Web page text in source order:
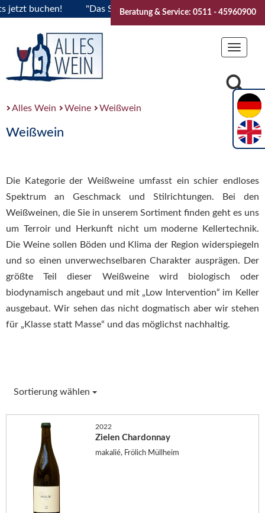
"Das Sommerfest 2026" Vive laBeratung & Service: 0511 - 45960900
Toggle
Alles Wein Weine Weißwein
Weißwein
Die Kategorie der Weißweine umfasst ein schier endloses
Spektrum an Geschmack und Stilrichtungen. Bei den
Weißweinen, die Sie in unserem Sortiment finden geht es uns
um Terroir und Herkunft nicht um moderne Kellertechnik.
Die Weine sollen Böden und Klima der Region widerspiegeln
und so einen unverwechselbaren Charakter ausprägen. Der
größte Teil dieser Weißweine wird biologisch oder
biodynamisch angebaut und mit „Low Intervention“ im Keller
ausgebaut. Wir sehen das nicht dogmatisch aber wir stehen
für „Klasse statt Masse“ und das möglichst nachhaltig.
Sortierung wählen
2022
Zielen Chardonnay
makalié, Frölich Müllheim